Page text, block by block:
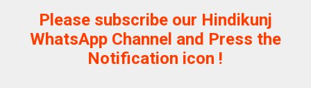
Please subscribe our Hindikunj
WhatsApp Channel and Press the
Notification icon !